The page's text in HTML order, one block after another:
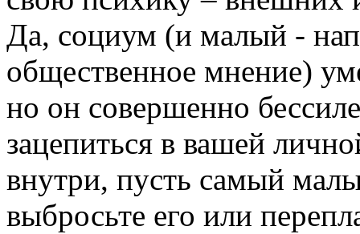
Да, социум (и малый -
общественное мнение)
но он совершенно
зацепиться в вашей
внутри, пусть самый
выбросьте его или